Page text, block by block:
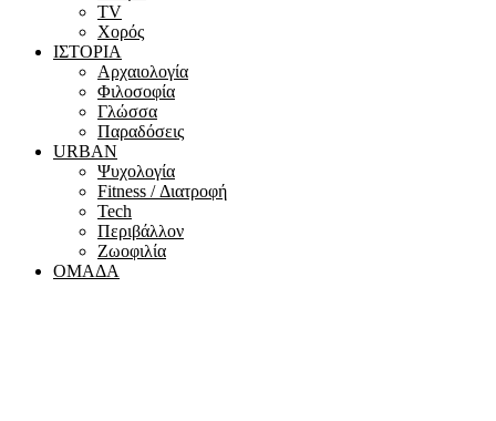
ΤV
Χορός
ΙΣΤΟΡΙΑ
Αρχαιολογία
Φιλοσοφία
Γλώσσα
Παραδόσεις
URBAN
Ψυχολογία
Fitness / Διατροφή
Tech
Περιβάλλον
Ζωοφιλία
ΟΜΑΔΑ